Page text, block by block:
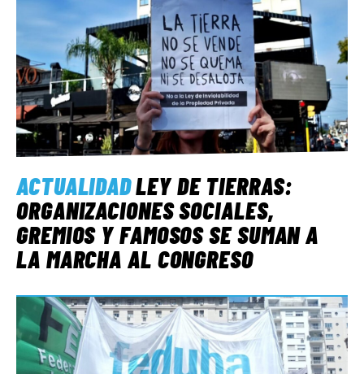
ACTUALIDADLEY DE TIERRAS:
ORGANIZACIONES SOCIALES,
GREMIOS Y FAMOSOS SE SUMAN A
LA MARCHA AL CONGRESO